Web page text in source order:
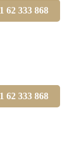
62 333 868
62 333 868